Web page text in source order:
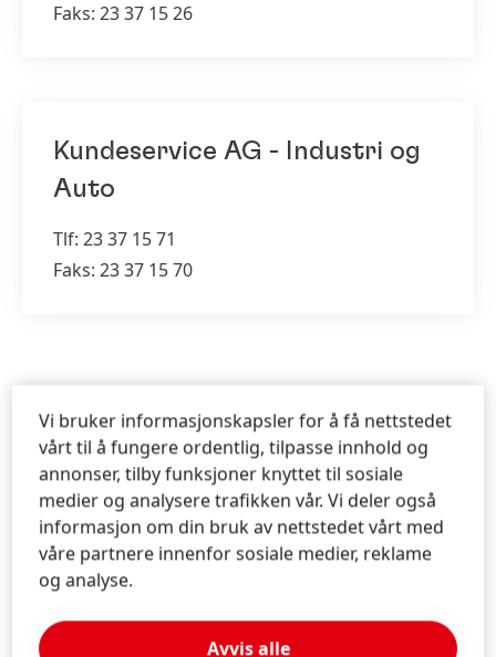
Faks: 23 37 15 26
Kundeservice AG - Industri og
Auto
Tlf: 23 37 15 71
Faks: 23 37 15 70
Skriv oss en melding
Emne / Kundeservice*
Generelle henvendelser
Karriere
Vi bruker informasjonskapsler for å få nettstedet
vårt til å fungere ordentlig, tilpasse innhold og
annonser, tilby funksjoner knyttet til sosiale
medier og analysere trafikken vår. Vi deler også
informasjon om din bruk av nettstedet vårt med
våre partnere innenfor sosiale medier, reklame
og analyse.
Avvis alle